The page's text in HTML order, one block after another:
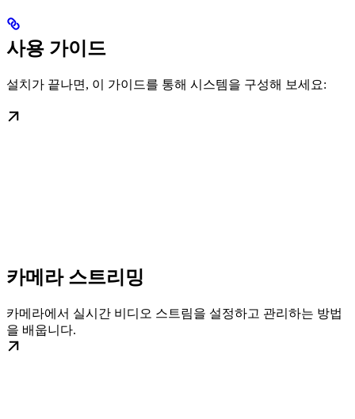
사용 가이드
설치가 끝나면, 이 가이드를 통해 시스템을 구성해 보세요:
카메라 스트리밍
카메라에서 실시간 비디오 스트림을 설정하고 관리하는 방법
을 배웁니다.